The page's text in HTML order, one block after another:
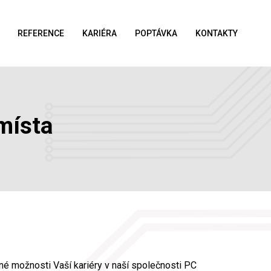
REFERENCE KARIÉRA POPTÁVKA KONTAKTY
možnosti Vaší kariéry v naší společnosti PC